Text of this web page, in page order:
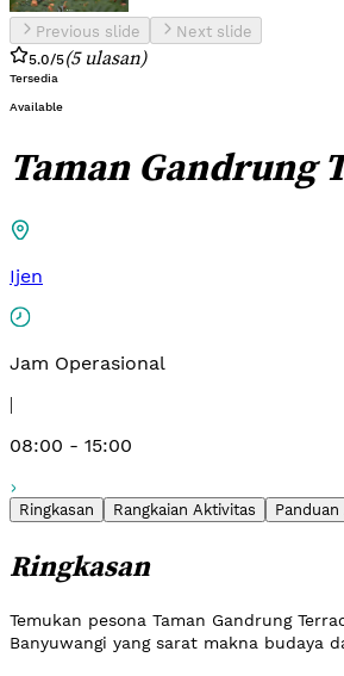
Previous slide Next slide
5.0/5(5 ulasan)
Tersedia
Available
Taman Gandrung
Ijen
Jam Operasional
|
08:00 - 15:00
Ringkasan Rangkaian Aktivitas
Ringkasan
Temukan pesona Taman Gandrung
Banyuwangi yang sarat makna budaya